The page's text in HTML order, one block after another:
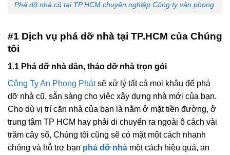
Phá dỡ nhà cũ tại TP HCM chuyên nghiệp.Công ty văn phong
#1 Dịch vụ phá dỡ nhà tại TP.HCM của Chúng
tôi
1.1 Phá dỡ nhà dân, tháo dỡ nhà trọn gói
Công Ty An Phong Phátsẽ xử lý tất cả moị khâu để phá
dỡ nhà cũ, sẵn sàng cho việc xây dựng nhà mới của bạn.
Cho dù vị trí căn nhà của bạn là nằm ở mặt tiền đường, ở
trung tâm TP HCM hay phải di chuyển ra ngoài ô cách vài
trăm cây số, Chúng tôi cũng sẽ có mặt một cách nhanh
chóng và hỗ trợ bạn phá dỡ nhà một cách hiệu quả, an